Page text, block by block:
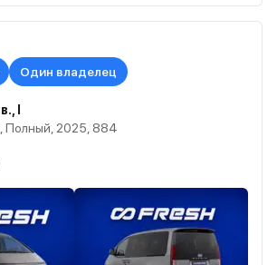
Один владелец
I
Полный, 2025, 884